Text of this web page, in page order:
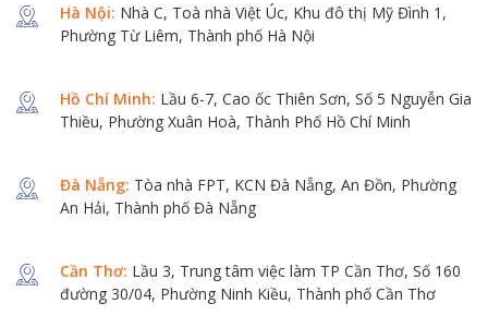
Hà Nội: Nhà C, Toà nhà Việt Úc, Khu đô thị Mỹ Đình 1,
Phường Từ Liêm, Thành phố Hà Nội
Hồ Chí Minh: Lầu 6-7, Cao ốc Thiên Sơn, Số 5 Nguyễn Gia
Thiều, Phường Xuân Hoà, Thành Phố Hồ Chí Minh
Đà Nẵng: Tòa nhà FPT, KCN Đà Nẵng, An Đồn, Phường
An Hải, Thành phố Đà Nẵng
Cần Thơ: Lầu 3, Trung tâm việc làm TP Cần Thơ, Số 160
đường 30/04, Phường Ninh Kiều, Thành phố Cần Thơ